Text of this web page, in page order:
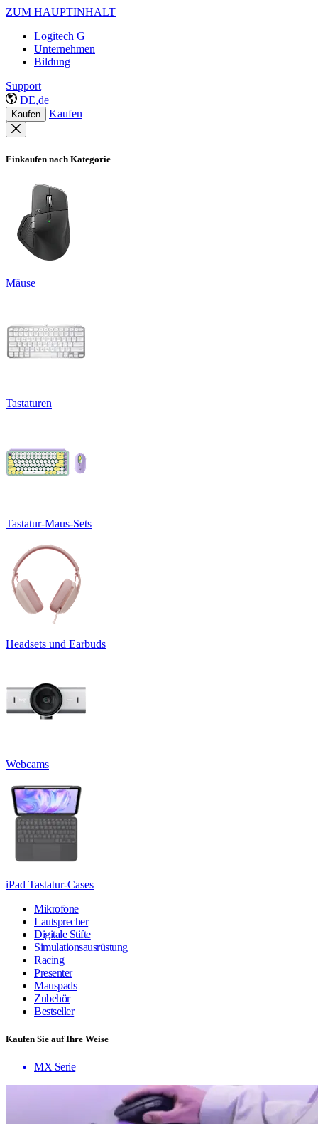
ZUM HAUPTINHALT
Logitech G
Unternehmen
Bildung
Support
DE,de
Kaufen Kaufen
Einkaufen nach Kategorie
Mäuse
Tastaturen
Tastatur-Maus-Sets
Headsets und Earbuds
Webcams
iPad Tastatur-Cases
Mikrofone
Lautsprecher
Digitale Stifte
Simulationsausrüstung
Racing
Presenter
Mauspads
Zubehör
Bestseller
Kaufen Sie auf Ihre Weise
MX Serie